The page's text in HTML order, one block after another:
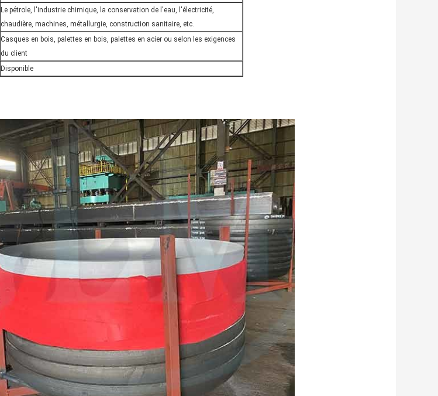
Le pétrole, l'industrie chimique, la conservation de l'eau, l'électricité,
chaudière, machines, métallurgie, construction sanitaire, etc.
Casques en bois, palettes en bois, palettes en acier ou selon les exigences
du client
Disponible